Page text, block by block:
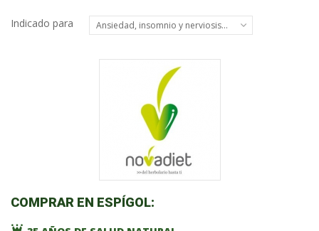
Indicado para Ansiedad, insomnio y nerviosismo
COMPRAR EN ESPÍGOL: